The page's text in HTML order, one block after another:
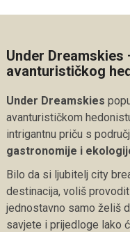
Under
avanturističkog
Under Dreamskies
avanturističkom
intrigantnu priču s
gastronomije i
Bilo da si ljubitelj city
destinacija, voliš
jednostavno samo želiš
savjete i prijedloge lako